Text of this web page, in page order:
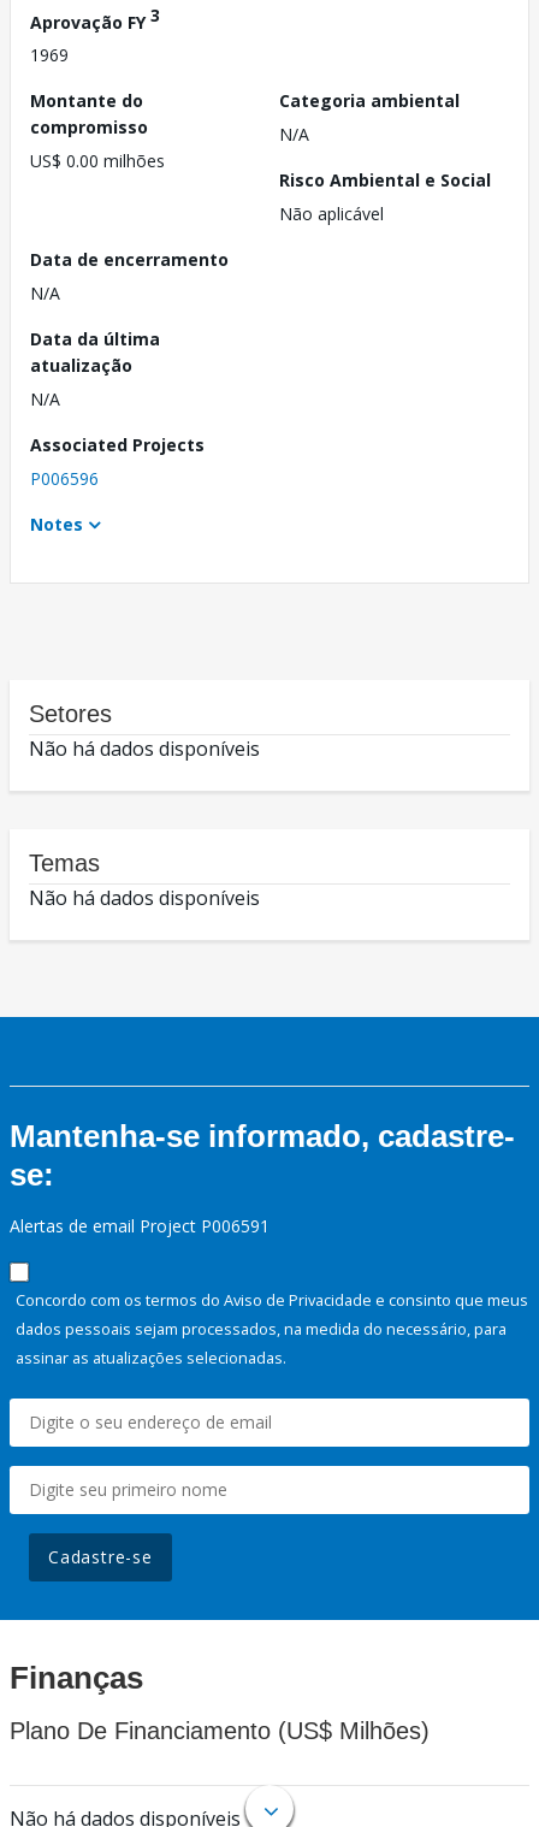
Aprovação FY3
1969
Montante do
compromisso
US$ 0.00 milhões
Categoria ambiental
N/A
Risco Ambiental e Social
Não aplicável
Data de encerramento
N/A
Data da última
atualização
N/A
Associated Projects
P006596
Notes
Setores
Não há dados disponíveis
Temas
Não há dados disponíveis
Mantenha-se informado, cadastre-
se:
Alertas de email Project P006591
Concordo com os termos do Aviso de Privacidade e consinto que meus
dados pessoais sejam processados, na medida do necessário, para
assinar as atualizações selecionadas.
Cadastre-se
Finanças
Plano De Financiamento (US$ Milhões)
Não há dados disponíveis